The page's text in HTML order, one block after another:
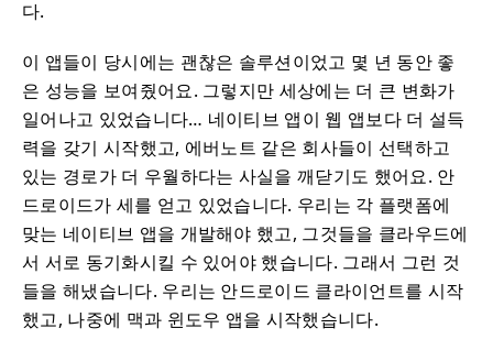
다.
이 앱들이 당시에는 괜찮은 솔루션이었고 몇 년 동안 좋
은 성능을 보여줬어요. 그렇지만 세상에는 더 큰 변화가
일어나고 있었습니다… 네이티브 앱이 웹 앱보다 더 설득
력을 갖기 시작했고, 에버노트 같은 회사들이 선택하고
있는 경로가 더 우월하다는 사실을 깨닫기도 했어요. 안
드로이드가 세를 얻고 있었습니다. 우리는 각 플랫폼에
맞는 네이티브 앱을 개발해야 했고, 그것들을 클라우드에
서 서로 동기화시킬 수 있어야 했습니다. 그래서 그런 것
들을 해냈습니다. 우리는 안드로이드 클라이언트를 시작
했고, 나중에 맥과 윈도우 앱을 시작했습니다.